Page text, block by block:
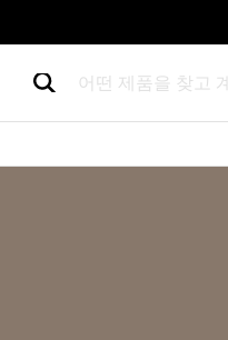
어떤 제품을 찾고